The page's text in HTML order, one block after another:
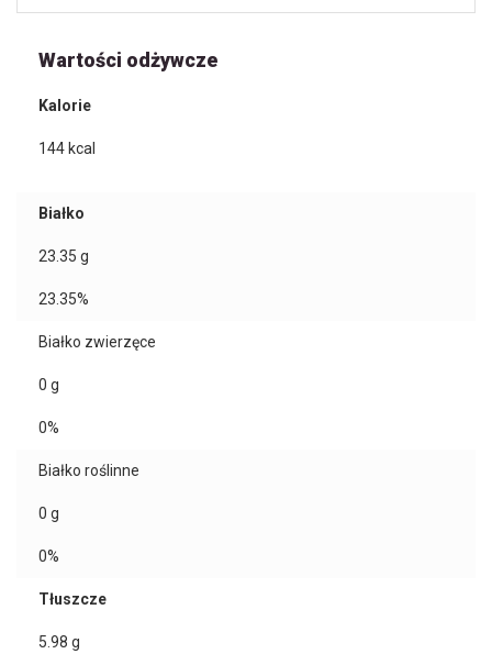
Wartości odżywcze
Kalorie
144 kcal
Białko
23.35 g
23.35%
Białko zwierzęce
0 g
0%
Białko roślinne
0 g
0%
Tłuszcze
5.98 g